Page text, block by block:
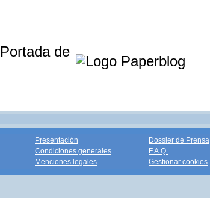
de
Presentación
Condiciones generales
Menciones legales
Dossier de Prensa
F.A.Q.
Gestionar cookies